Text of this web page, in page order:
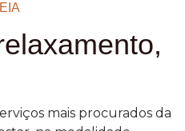
mais procurados da